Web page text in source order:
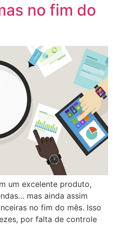
no fim do
um excelente produto,
mas ainda assim
no fim do mês. Isso
por falta de controle